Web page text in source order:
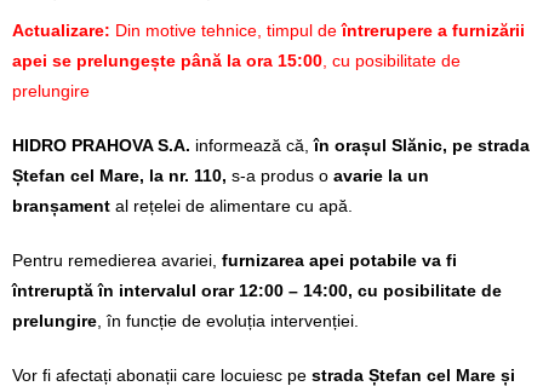
Actualizare: Din motive tehnice, timpul deîntrerupere a furnizării
apei se prelungește până la ora 15:00 , cu posibilitate de
prelungire
HIDRO PRAHOVA S.A. informează că,în orașul Slănic, pe strada
Ștefan cel Mare, la nr. 110, s-a produs o avarie la un
branșament al rețelei de alimentare cu apă.
Pentru remedierea avariei, furnizarea apei potabile va fi
întreruptă în intervalul orar 12:00 – 14:00, cu posibilitate de
prelungire , în funcție de evoluția intervenției.
Vor fi afectați abonații care locuiesc pe strada Ștefan cel Mare și